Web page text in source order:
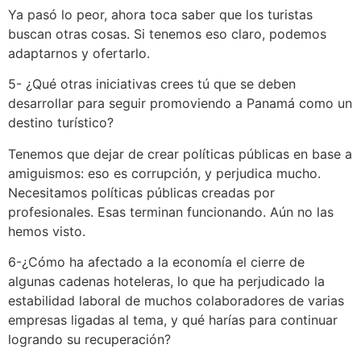
Ya pasó lo peor, ahora toca saber que los turistas
buscan otras cosas. Si tenemos eso claro, podemos
adaptarnos y ofertarlo.
5- ¿Qué otras iniciativas crees tú que se deben
desarrollar para seguir promoviendo a Panamá como un
destino turístico?
Tenemos que dejar de crear políticas públicas en base a
amiguismos: eso es corrupción, y perjudica mucho.
Necesitamos políticas públicas creadas por
profesionales. Esas terminan funcionando. Aún no las
hemos visto.
6-¿Cómo ha afectado a la economía el cierre de
algunas cadenas hoteleras, lo que ha perjudicado la
estabilidad laboral de muchos colaboradores de varias
empresas ligadas al tema, y qué harías para continuar
logrando su recuperación?